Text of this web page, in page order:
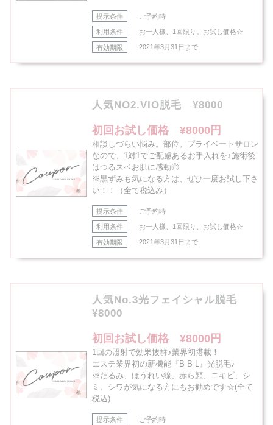
提示条件 ご予約時
利用条件 お一人様、1回限り。お試し価格☆
有効期限 2021年3月31日まで
人気NO2.VIO脱毛 ¥8000
初回お試し価格 ¥8000円
相談しづらい悩み。部位。プライベートサロン
なので、1対1でご配慮あるお手入れを♪施術後
はつるスベお肌に感動◎
※黒ずみも気になる方は、ぜひ一度お試し下さ
い！！（全て税込み）
提示条件 ご予約時
利用条件 お一人様、1回限り、お試し価格☆
有効期限 2021年3月31日まで
人気No.3光フェイシャル脱毛
¥8000
初回お試し価格 ¥8000円
1回の照射で効果抜群♪業界初搭載！
エステ業界初の新機能『B B L』光脱毛♪
※たるみ、ほうれい線、赤ら顔、ニキビ、シ
ミ、シワが気になる方にもお勧めです☆(全て
税込)
提示条件 ご予約時